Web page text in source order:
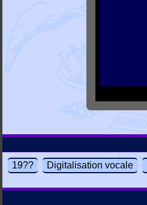
19?? Digitalisation vocale